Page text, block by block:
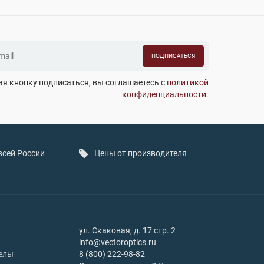
ПОДПИСАТЬСЯ
кнопку подписаться, вы соглашаетесь с политикой
конфиденциальности.
России Цены от производителя
ул. Скаковая, д. 17 стр. 2
info@vectoroptics.ru
8 (800) 222-98-82